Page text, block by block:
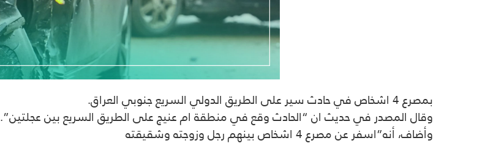
بمصرع 4 اشخاص في حادث سير على الطريق الدولي السريع جنوبي العراق.
وقال المصدر في حديث ان “الحادث وقع في منطقة ام عنيج على الطريق السريع بين عجلتين”.
وأضاف، أنه”اسفر عن مصرع 4 اشخاص بينهم رجل وزوجته وشقيقته